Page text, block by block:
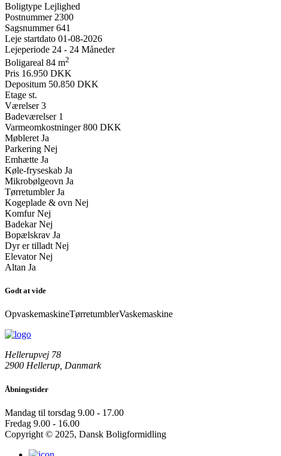
Boligtype Lejlighed
Postnummer 2300
Sagsnummer 641
Leje startdato 01-08-2026
Lejeperiode 24 - 24 Måneder
Boligareal 84 m2
Pris 16.950 DKK
Depositum 50.850 DKK
Etage st.
Værelser 3
Badeværelser 1
Varmeomkostninger 800 DKK
Møbleret Ja
Parkering Nej
Emhætte Ja
Køle-fryseskab Ja
Mikrobølgeovn Ja
Tørretumbler Ja
Kogeplade & ovn Nej
Komfur Nej
Badekar Nej
Bopælskrav Ja
Dyr er tilladt Nej
Elevator Nej
Altan Ja
Godt at vide
OpvaskemaskineTørretumblerVaskemaskine
Hellerupvej 78
2900 Hellerup, Danmark
Åbningstider
Mandag til torsdag 9.00 - 17.00
Fredag 9.00 - 16.00
Copyright © 2025, Dansk Boligformidling